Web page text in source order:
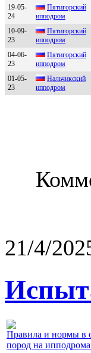
19-05-
24
Пятигоpский
ипподpом
10-09-
23
Пятигoрский
иппoдрoм
04-06-
23
Пятигорский
ипподром
01-05-
23
Haльчикский
ипподром
21/4/
Правила и нормы в
пород на